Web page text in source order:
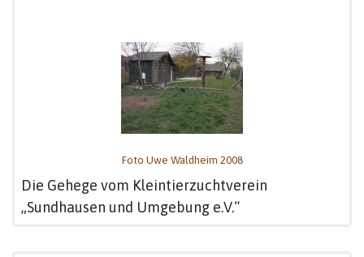
Foto Uwe Waldheim 2008
Die Gehege vom Kleintierzuchtverein
„Sundhausen und Umgebung e.V.“